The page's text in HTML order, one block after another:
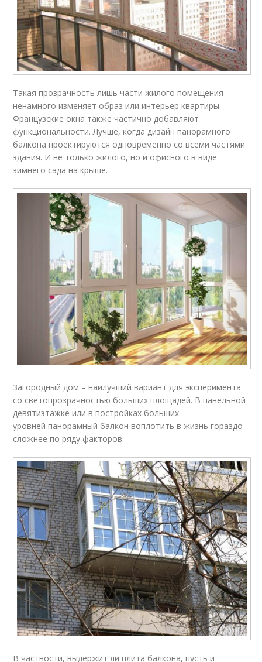
Такая прозрачность лишь части жилого помещения
ненамного изменяет образ или интерьер квартиры.
Французские окна также частично добавляют
функциональности. Лучше, когда дизайн панорамного
балкона проектируются одновременно со всеми частями
здания. И не только жилого, но и офисного в виде
зимнего сада на крыше.
Загородный дом – наилучший вариант для эксперимента
со светопрозрачностью больших площадей. В панельной
девятиэтажке или в постройках больших
уровней панорамный балкон воплотить в жизнь гораздо
сложнее по ряду факторов.
В частности, выдержит ли плита балкона, пусть и